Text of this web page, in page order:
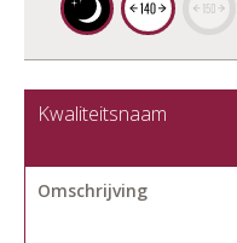
Kwaliteitsnaam
Omschrijving